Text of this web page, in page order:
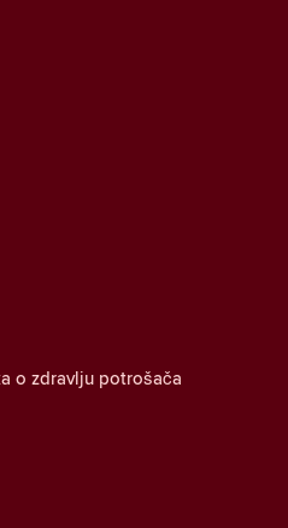
o zdravlju potrošača